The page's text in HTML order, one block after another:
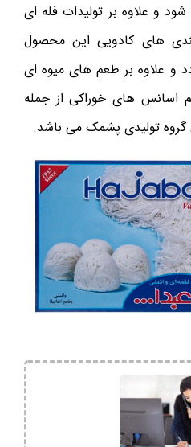
و علاوه بر تولیدات فله ای
های کادویی این محصول
و علاوه بر طعم های میوه ای
های خوراکی از جمله
تولیدی پشمک می باشد.